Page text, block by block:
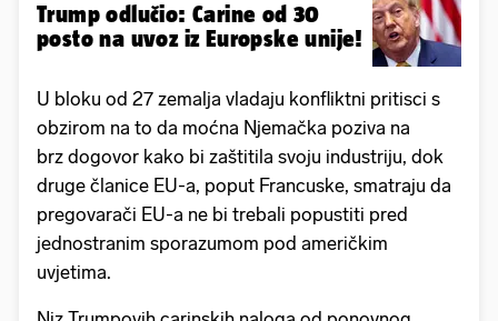
Trump odlučio: Carine od 30
posto na uvoz iz Europske unije!
U bloku od 27 zemalja vladaju konfliktni pritisci s
obzirom na to da moćna Njemačka poziva na
brz dogovor kako bi zaštitila svoju industriju, dok
druge članice EU-a, poput Francuske, smatraju da
pregovarači EU-a ne bi trebali popustiti pred
jednostranim sporazumom pod američkim
uvjetima.